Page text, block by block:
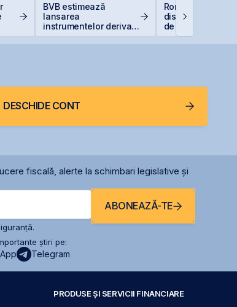
BVB estimează
lansarea
instrumentelor derivate
România începe
discuțiile cu
de rating pentru
menținerea
DESCHIDE CONT
fiscală, alerte la schimbari legislative și
ABONEAZĂ-TE
știri pe:
Telegram
PRODUSE ȘI SERVICII FINANCIARE